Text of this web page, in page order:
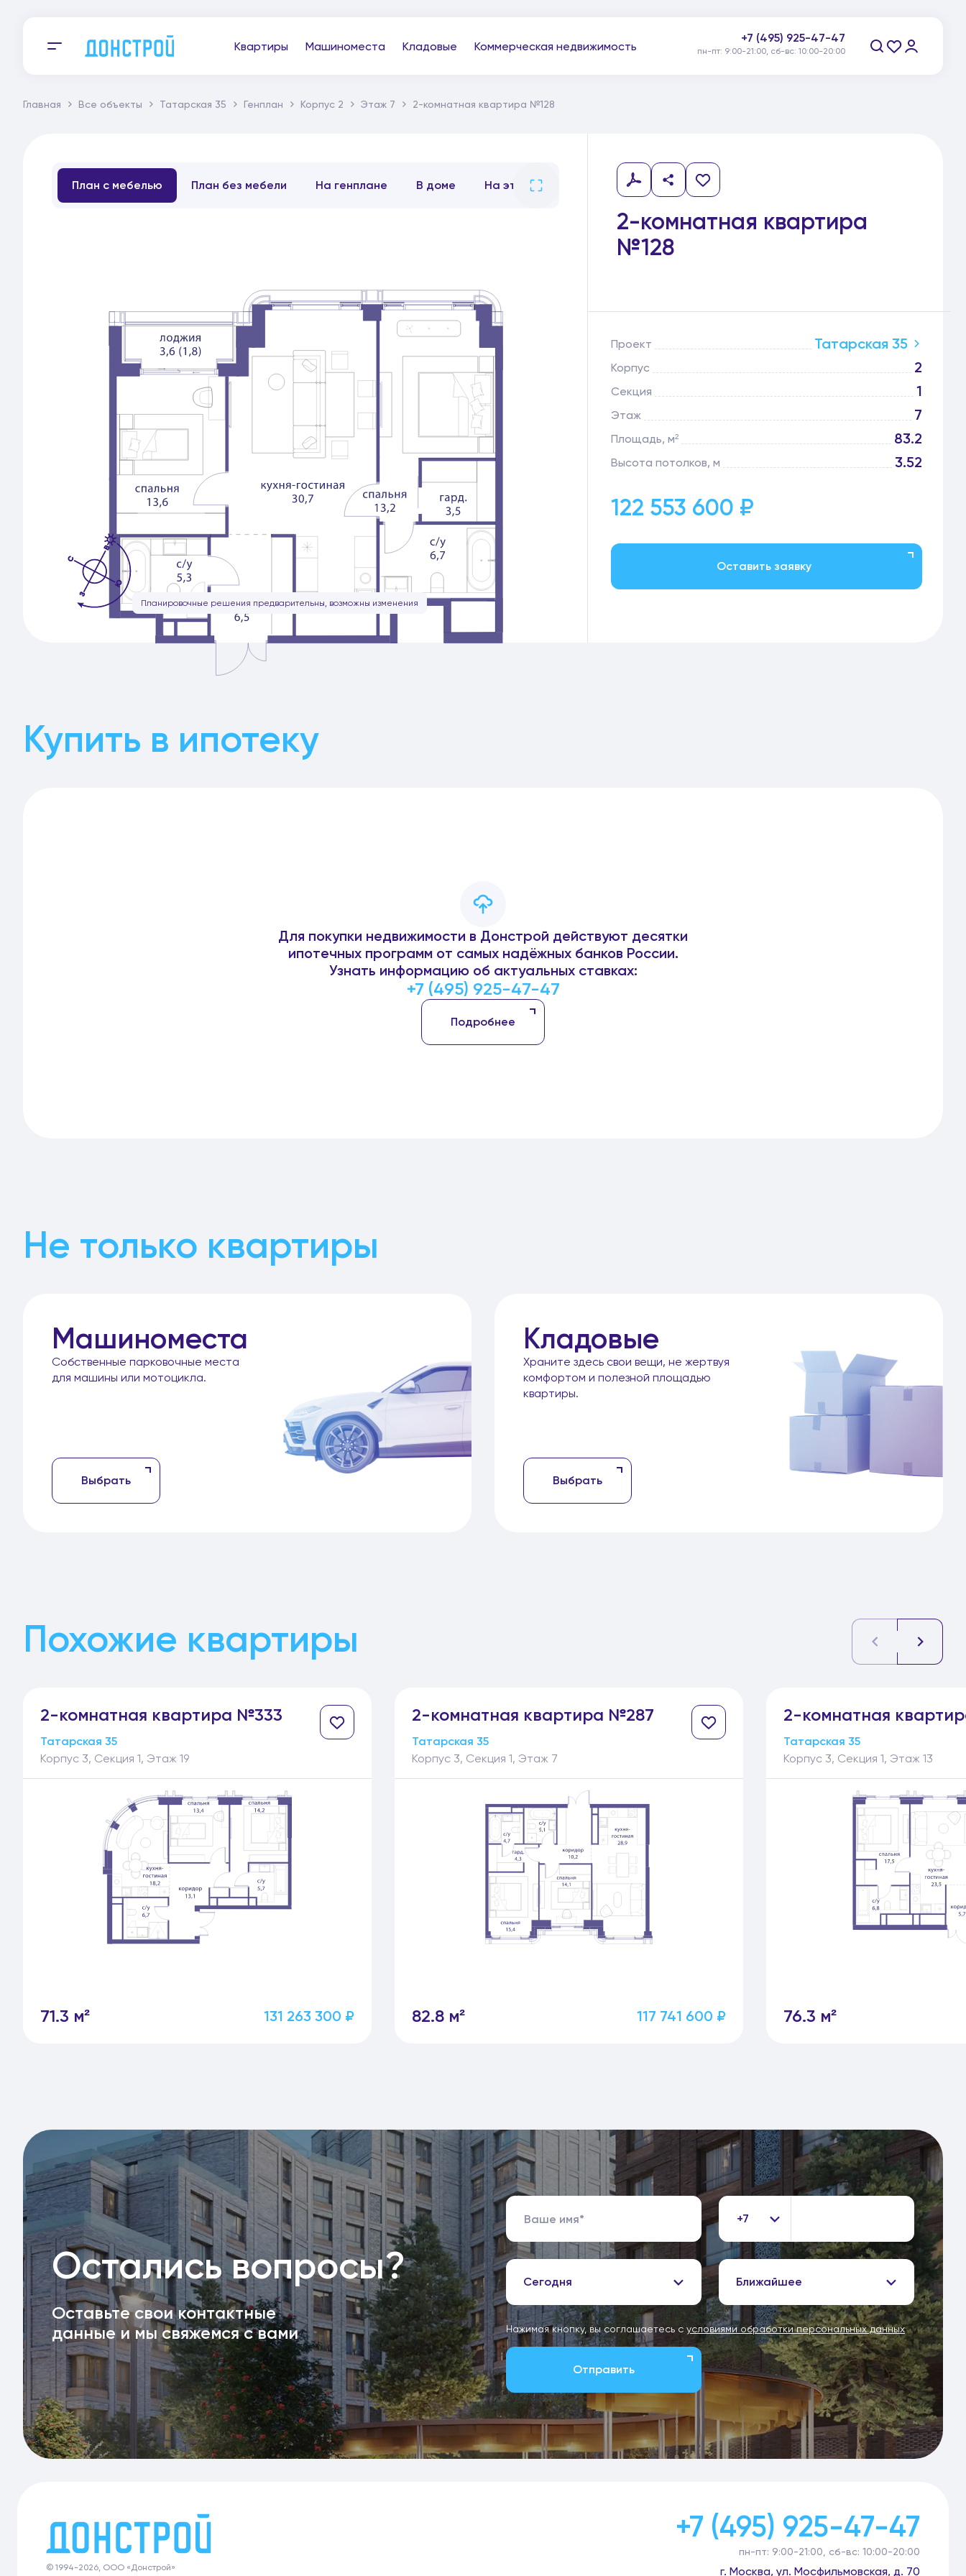
Квартиры Машиноместа Кладовые Коммерческая недвижимость
+7 (495) 925-47-47
пн-пт: 9:00-21:00, сб-вс: 10:00-20:00
Главная Все объекты Татарская 35 Генплан Корпус 2 Этаж 7 2-комнатная квартира №128
2-комнатная квартира
№128
Планировочные решения предварительны, возможны изменения
План с мебелью План без мебели На генплане В доме На этаже
Проект Татарская 35
Корпус 2
Секция 1
Этаж 7
Площадь, м² 83.2
Высота потолков, м 3.52
122 553 600 ₽
Оставить заявку
Купить в ипотеку
Для покупки недвижимости в Донстрой действуют десятки
ипотечных программ от самых надёжных банков России.
Узнать информацию об актуальных ставках:
+7 (495) 925-47-47
Подробнее
Не только квартиры
Машиноместа
Собственные парковочные места
для машины или мотоцикла.
Выбрать
Кладовые
Храните здесь свои вещи, не жертвуя
комфортом и полезной площадью
квартиры.
Выбрать
Похожие квартиры
2-комнатная квартира №333
Татарская 35
Корпус 3, Секция 1, Этаж 19
71.3 м² 131 263 300 ₽
2-комнатная квартира №287
Татарская 35
Корпус 3, Секция 1, Этаж 7
82.8 м² 117 741 600 ₽
2-комнатная
Татарская 35
Корпус 3, Секция 1, Этаж 13
76.3 м²
Остались вопросы?
Оставьте свои контактные
данные и мы свяжемся с вами
+7
Сегодня Ближайшее
Нажимая кнопку, вы соглашаетесь с условиями обработки персональных данных
Отправить
© 1994-2026, ООО «Донстрой»
+7 (495) 925-47-47
пн-пт: 9:00-21:00, сб-вс: 10:00-20:00
г. Москва, ул. Мосфильмовская, д. 70